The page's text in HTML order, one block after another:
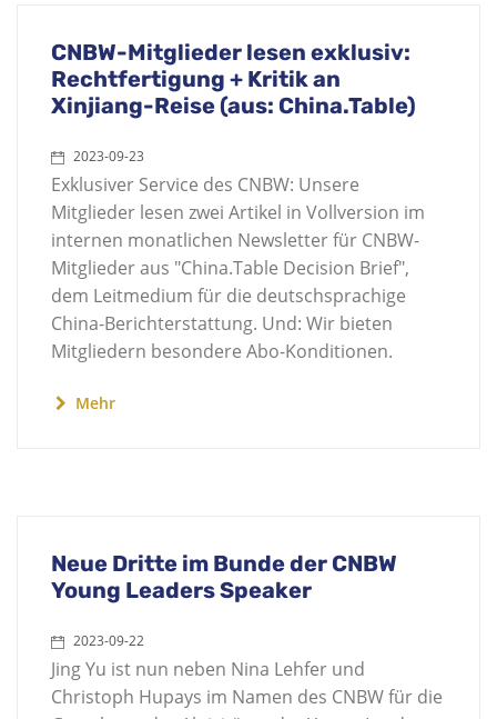
CNBW-Mitglieder lesen exklusiv:
Rechtfertigung + Kritik an
Xinjiang-Reise (aus: China.Table)
2023-09-23
Exklusiver Service des CNBW: Unsere
Mitglieder lesen zwei Artikel in Vollversion im
internen monatlichen Newsletter für CNBW-
Mitglieder aus "China.Table Decision Brief",
dem Leitmedium für die deutschsprachige
China-Berichterstattung. Und: Wir bieten
Mitgliedern besondere Abo-Konditionen.
Mehr
Neue Dritte im Bunde der CNBW
Young Leaders Speaker
2023-09-22
Jing Yu ist nun neben Nina Lehfer und
Christoph Hupays im Namen des CNBW für die